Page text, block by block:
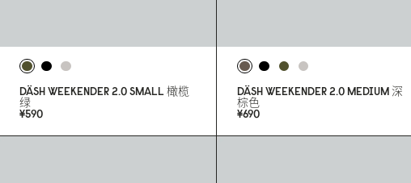
DÄSH WEEKENDER 2.0SMALL橄榄
绿
¥590
DÄSH WEEKENDER 2.0MEDIUM深
棕色
¥690